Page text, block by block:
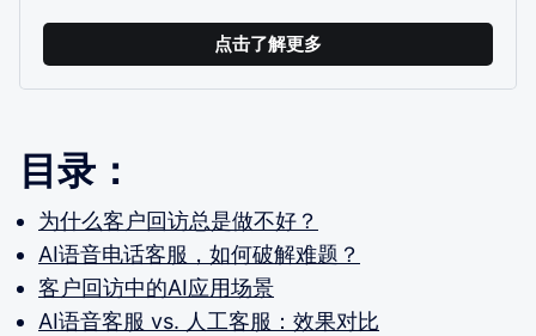
点击了解更多
目录：
为什么客户回访总是做不好？
AI语音电话客服，如何破解难题？
客户回访中的AI应用场景
AI语音客服 vs. 人工客服：效果对比